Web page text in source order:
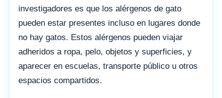
investigadores es que los alérgenos de gato
pueden estar presentes incluso en lugares donde
no hay gatos. Estos alérgenos pueden viajar
adheridos a ropa, pelo, objetos y superficies, y
aparecer en escuelas, transporte público u otros
espacios compartidos.